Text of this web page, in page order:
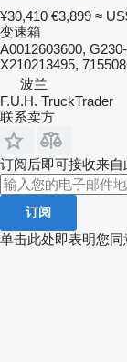
¥30,410 €3,899 ≈
变速箱
A0012603600,
X210213495,
波兰
F.U.H. TruckTrader
联系卖方
订阅后即可接收来
订阅
单击此处即表明您同